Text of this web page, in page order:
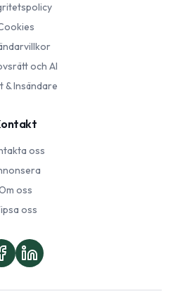
och AI
& Insändare
oss
oss
oss